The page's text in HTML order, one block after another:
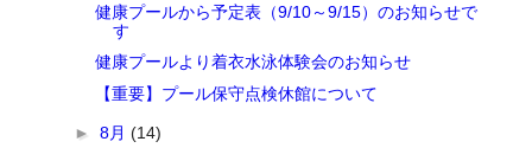
健康プールから予定表（9/10～9/15）のお知らせで
す
健康プールより着衣水泳体験会のお知らせ
【重要】プール保守点検休館について
►8月(14)